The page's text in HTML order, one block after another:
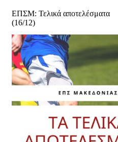
ΕΠΣΜ: Τελικά αποτελέσματα
(16/12)